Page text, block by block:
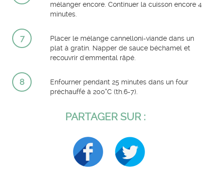
mélanger encore. Continuer la cuisson encore 4
minutes.
7
Placer le mélange cannelloni-viande dans un
plat à gratin. Napper de sauce béchamel et
recouvrir d'emmental râpé.
8
Enfourner pendant 25 minutes dans un four
préchauffé à 200°C (th.6-7).
PARTAGER SUR :